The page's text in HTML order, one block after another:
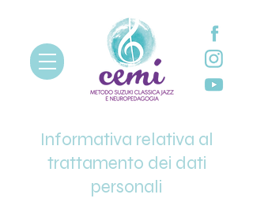
Informativa relativa al
trattamento dei dati
personali